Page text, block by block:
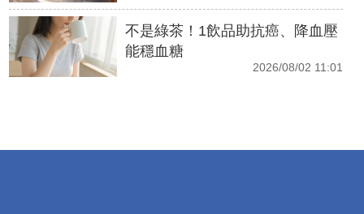
不是綠茶！1飲品助抗癌、降血壓
能穩血糖
2026/08/02 11:01